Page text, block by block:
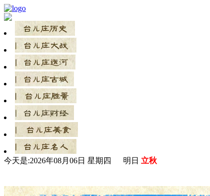
今天是:2026年08月06日 星期四 明日 立秋